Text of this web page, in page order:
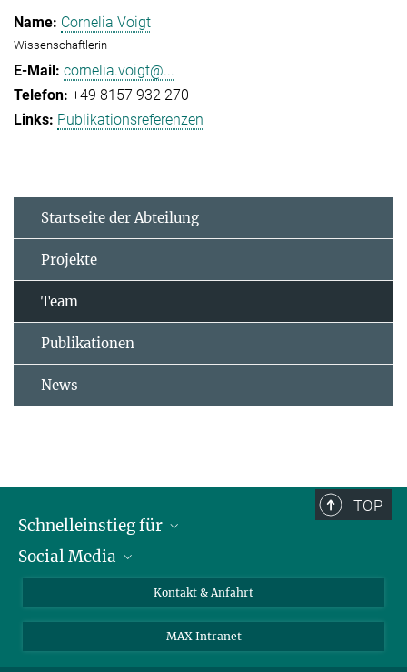
Cornelia Voigt
Wissenschaftlerin
cornelia.voigt@...
+49 8157 932 270
Publikationsreferenzen
Startseite der Abteilung
Projekte
Team
Publikationen
News
TOP
Schnelleinstieg für
Journalist*innen
Social Media
LinkedIn
Kontakt & Anfahrt
MAX Intranet